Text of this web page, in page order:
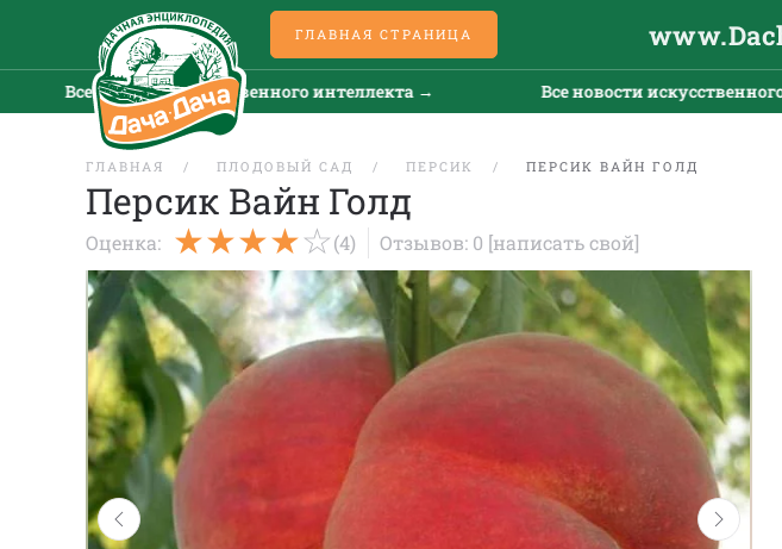
ГЛАВНАЯ СТРАНИЦА
Все новости искусственного интеллекта → Все новости искусственного
ГЛАВНАЯ ПЛОДОВЫЙ САД ПЕРСИК ПЕРСИК ВАЙН ГОЛД
Персик Вайн Голд
Оценка: (4) Отзывов: 0 [написать свой]